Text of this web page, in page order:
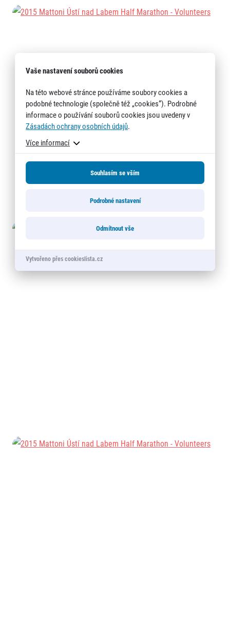
Vaše nastavení souborů cookies
Na této webové stránce používáme soubory cookies a
podobné technologie (společně též „cookies“). Podrobné
informace o používání souborů cookies jsou uvedeny v
Zásadách ochrany osobních údajů.
Více informací
Souhlasím se vším
Podrobné nastavení
Odmítnout vše
Vytvořeno přes cookieslista.cz